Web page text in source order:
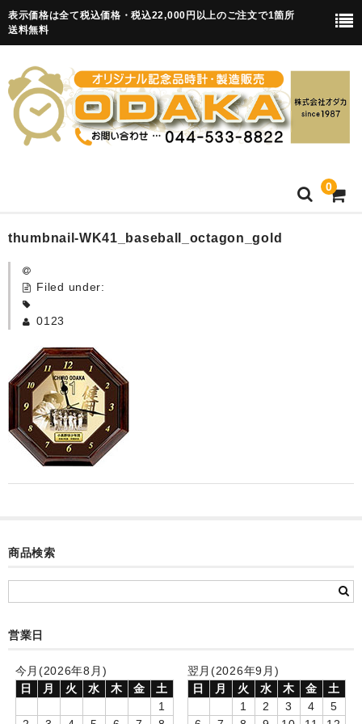
表示価格は全て税込価格・税込22,000円以上のご注文で1箇所
送料無料
0
HOME
卒園記念品
カード付フォトフレームクロック(集合)
目覚まし時計(集合＋個別)
メロディ時計(集合)
お絵かきギャラリープラス(絵＋個別)
メロディ時計(個別)
お絵かきギャラリー
自作オリジナル時計
thumbnail-WK41_baseball_octagon_gold
Filed under:
0123
商品検索
営業日
今月(2026年8月)
日
月 火 水 木 金
土
1
翌月(2026年9月)
日
月 火 水 木 金
土
1
2 3 4
5